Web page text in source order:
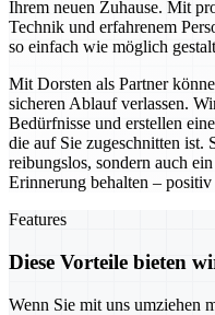
Ihrem neuen Zuhause. Mit
Technik und erfahrenem
so einfach wie möglich
Mit Dorsten als Partner
sicheren Ablauf verlassen.
Bedürfnisse und erstellen
die auf Sie zugeschnitten
reibungslos, sondern auch
Erinnerung behalten – positiv
Features
Diese Vorteile bieten
Wenn Sie mit uns umziehen